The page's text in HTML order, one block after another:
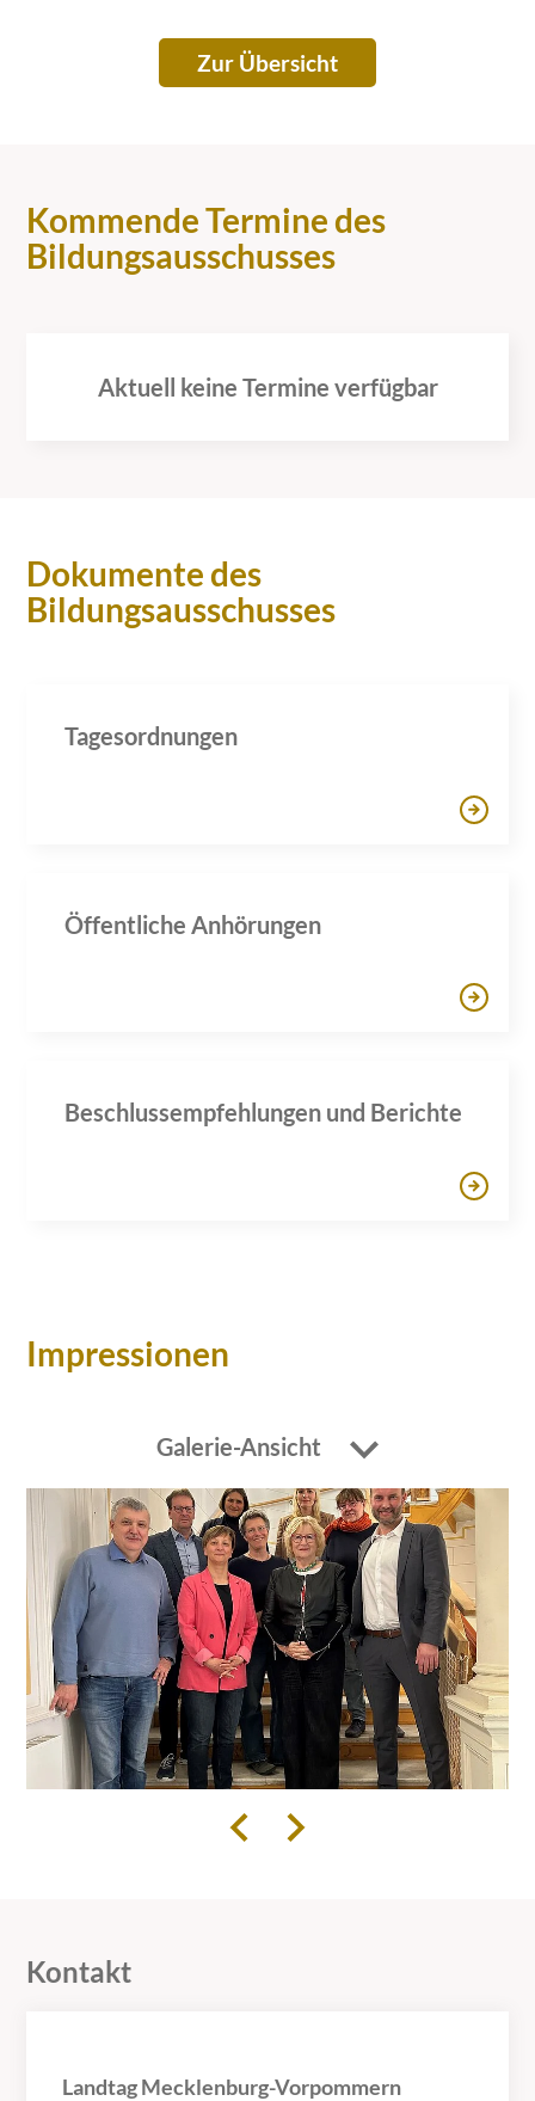
Zur Übersicht
Kommende Termine des
Bildungsausschusses
Aktuell keine Termine verfügbar
Dokumente des
Bildungsausschusses
Tagesordnungen
Öffentliche Anhörungen
Beschlussempfehlungen und Berichte
Impressionen
Galerie-Ansicht
Kontakt
Landtag Mecklenburg-Vorpommern